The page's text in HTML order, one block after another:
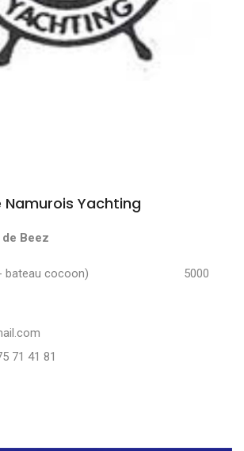
Namurois Yachting
Beez
1 - bateau cocoon) 5000
71 41 81